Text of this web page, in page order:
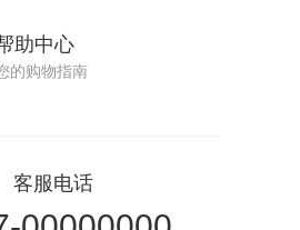
助中心
的购物指南
客服电话